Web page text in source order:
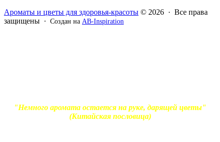
Ароматы и цветы для здоровья-красоты © 2026 · Все права
защищены · Создан на AB-Inspiration
"Немного аромата остается на руке, дарящей цветы"
(Китайская пословица)